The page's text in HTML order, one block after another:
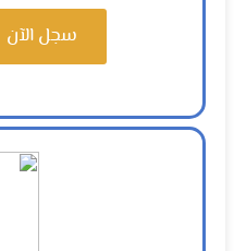
سجل الآن